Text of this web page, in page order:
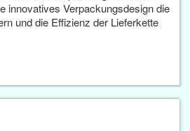
innovatives Verpackungsdesign die
und die Effizienz der Lieferkette